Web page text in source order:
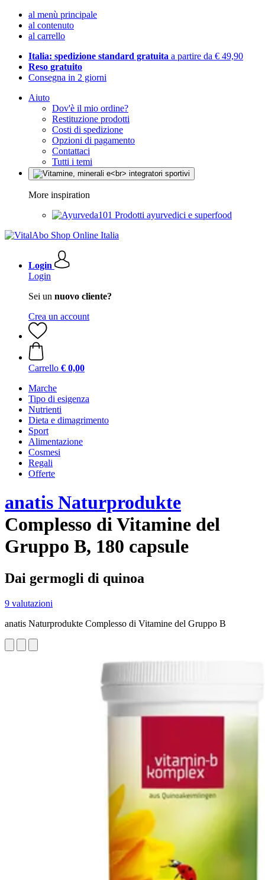
al menù principale
al contenuto
al carrello
Italia: spedizione standard gratuita a partire da € 49,90
Reso gratuito
Consegna in 2 giorni
Aiuto
Dov'è il mio ordine?
Restituzione prodotti
Costi di spedizione
Opzioni di pagamento
Contattaci
Tutti i temi
More inspiration
Prodotti ayurvedici e superfood
Login
Login
Sei un nuovo cliente?
Crea un account
Carrello € 0,00
Marche
Tipo di esigenza
Nutrienti
Dieta e dimagrimento
Sport
Alimentazione
Cosmesi
Regali
Offerte
anatis Naturprodukte
Complesso di Vitamine del
Gruppo B, 180 capsule
Dai germogli di quinoa
9 valutazioni
anatis Naturprodukte Complesso di Vitamine del Gruppo B